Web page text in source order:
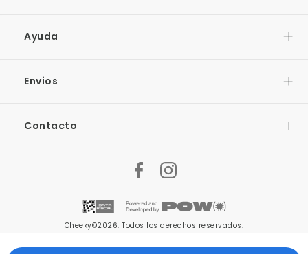
Ayuda
Envios
Contacto
Cheeky©2026. Todos los derechos reservados.